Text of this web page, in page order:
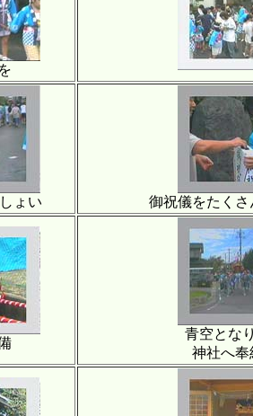
ょい 御祝儀をたく
青空とな
神社へ奉